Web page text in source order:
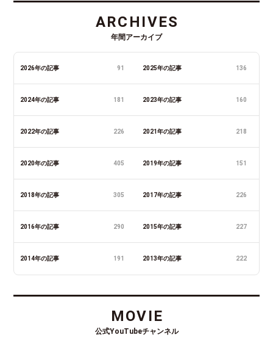
ARCHIVES
年間アーカイブ
2026年の記事 91 2025年の記事 136
2024年の記事 181 2023年の記事 160
2022年の記事 226 2021年の記事 218
2020年の記事 405 2019年の記事 151
2018年の記事 305 2017年の記事 226
2016年の記事 290 2015年の記事 227
2014年の記事 191 2013年の記事 222
MOVIE
公式YouTubeチャンネル